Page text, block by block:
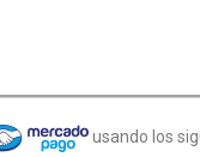
usando los